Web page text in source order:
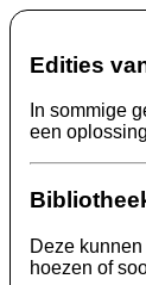
Edities
In sommige
een
Deze
hoezen of